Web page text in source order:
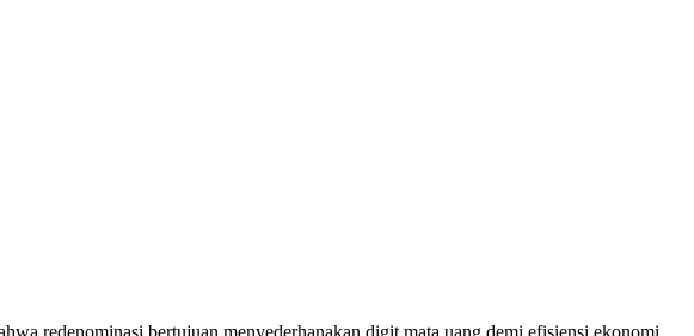
redenominasi bertujuan menyederhanakan digit mata uang demi efisiensi ekonomi,